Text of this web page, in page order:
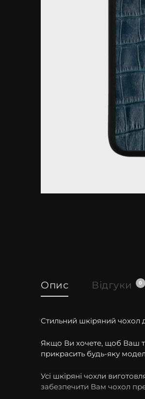
Опис Відгуки 0
Стильний шкіряний чохол
Якщо Ви хочете, щоб Ваш
прикрасить будь-яку
Усі шкіряні чохли
забезпечити Вам чохол